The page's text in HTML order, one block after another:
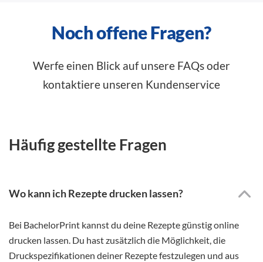
Noch offene Fragen?
Werfe einen Blick auf unsere FAQs oder
kontaktiere unseren Kundenservice
Häufig gestellte Fragen
Wo kann ich Rezepte drucken lassen?
Bei BachelorPrint kannst du deine Rezepte günstig online
drucken lassen. Du hast zusätzlich die Möglichkeit, die
Druckspezifikationen deiner Rezepte festzulegen und aus